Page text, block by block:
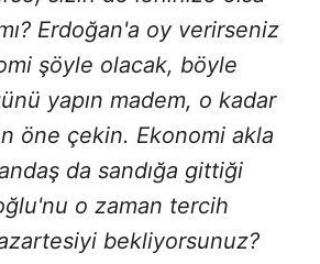
Erdoğan'a oy verirseniz
şöyle olacak, böyle
yapın madem, o kadar
öne çekin. Ekonomi akla
da sandığa gittiği
o zaman tercih
bekliyorsunuz?